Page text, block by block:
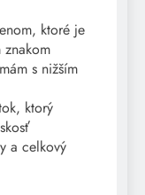
ktoré je
s nižším
ktorý
a celkový